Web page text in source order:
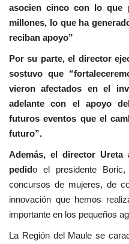
asocien cinco con lo que
millones, lo que ha
reciban apoyo”
Por su parte, el director
sostuvo que
vieron afectados en el
adelante con el apoyo
futuros eventos que el
futuro”.
Además, el director
pedido el presidente
concursos de mujeres, de
innovación que hemos
importante en los pequeños
La Región del Maule se